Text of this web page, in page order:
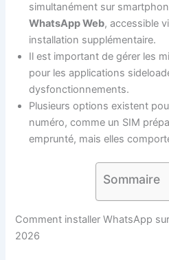
simultanément sur
WhatsApp Web, accessible
installation supplémentaire.
Il est important de gérer les
pour les applications
dysfonctionnements.
Plusieurs options existent
numéro, comme un SIM
emprunté, mais elles
Sommaire
Comment installer WhatsApp
2026